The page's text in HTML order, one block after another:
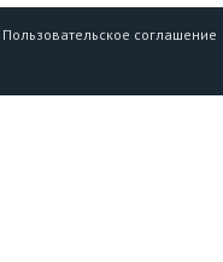
Пользовательское соглашение